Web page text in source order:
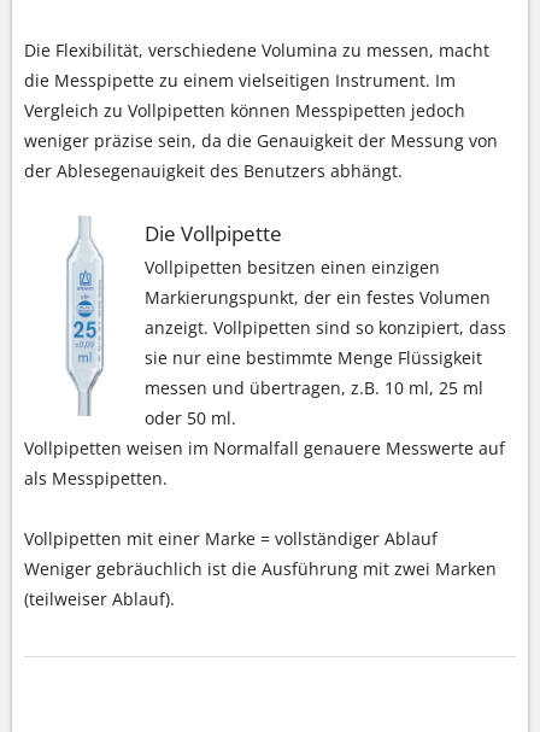
Die Flexibilität, verschiedene Volumina zu messen, macht
die Messpipette zu einem vielseitigen Instrument. Im
Vergleich zu Vollpipetten können Messpipetten jedoch
weniger präzise sein, da die Genauigkeit der Messung von
der Ablesegenauigkeit des Benutzers abhängt.
Die Vollpipette
Vollpipetten besitzen einen einzigen
Markierungspunkt, der ein festes Volumen
anzeigt. Vollpipetten sind so konzipiert, dass
sie nur eine bestimmte Menge Flüssigkeit
messen und übertragen, z.B. 10 ml, 25 ml
oder 50 ml.
Vollpipetten weisen im Normalfall genauere Messwerte auf
als Messpipetten.
Vollpipetten mit einer Marke = vollständiger Ablauf
Weniger gebräuchlich ist die Ausführung mit zwei Marken
(teilweiser Ablauf).